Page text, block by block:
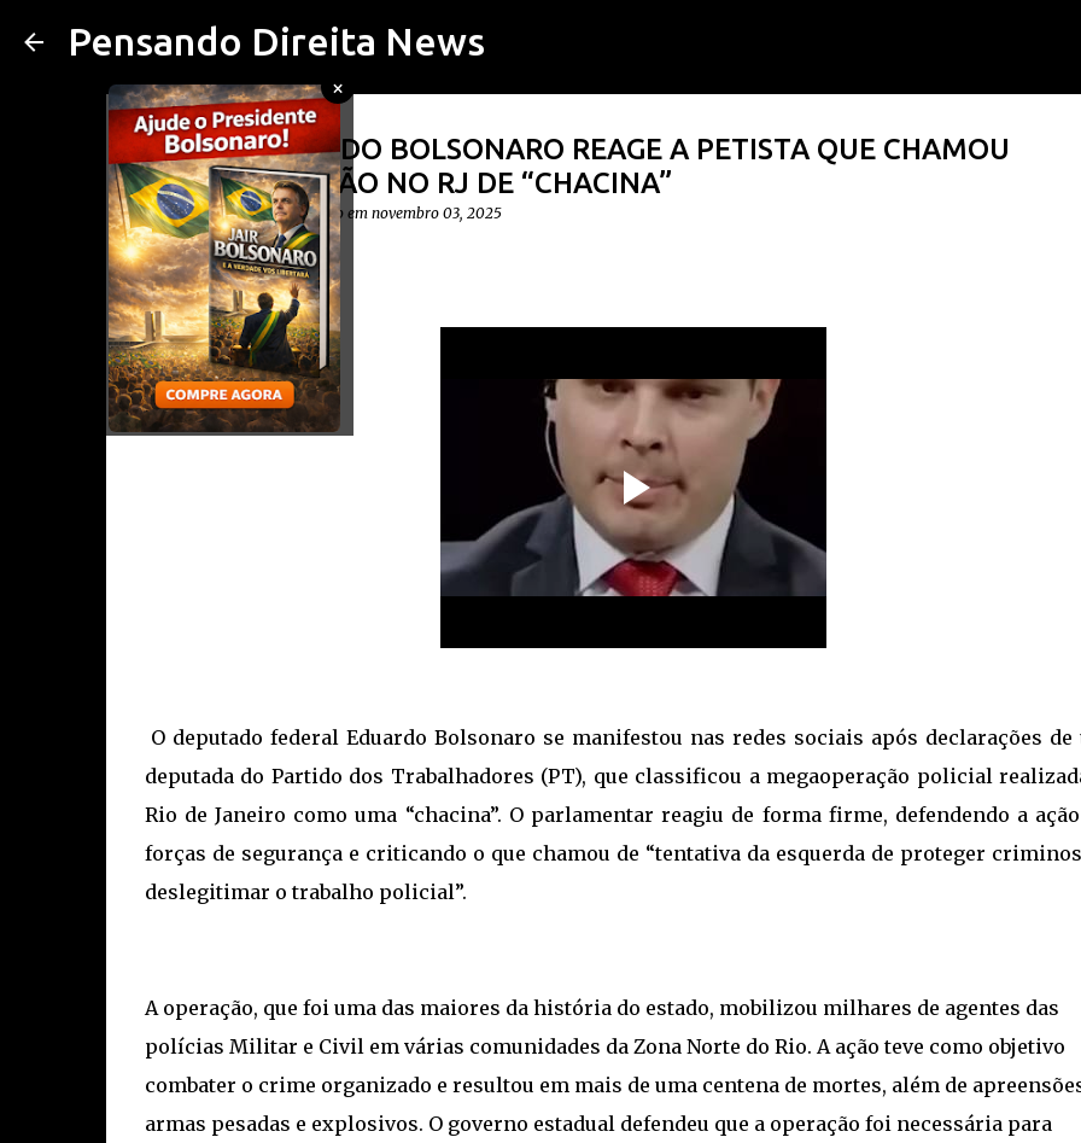
Pensando Direita News
×
VÍDEO: EDUARDO BOLSONARO REAGE A PETISTA QUE CHAMOU
MEGAOPERAÇÃO NO RJ DE “CHACINA”
postado porDiego Cavalheiro em novembro 03, 2025
O deputado federal Eduardo Bolsonaro se manifestou nas redes sociais após declarações de
deputada do Partido dos Trabalhadores (PT), que classificou a megaoperação policial
Rio de Janeiro como uma “chacina”. O parlamentar reagiu de forma firme, defendendo a
forças de segurança e criticando o que chamou de “tentativa da esquerda de proteger
deslegitimar o trabalho policial”.
A operação, que foi uma das maiores da história do estado, mobilizou milhares de agentes das
polícias Militar e Civil em várias comunidades da Zona Norte do Rio. A ação teve como objetivo
combater o crime organizado e resultou em mais de uma centena de mortes, além de
armas pesadas e explosivos. O governo estadual defendeu que a operação foi necessária para